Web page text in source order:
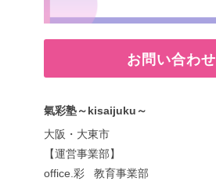
お問い合わせ
氣彩塾～kisaijuku～
大阪・大東市
【運営事業部】
office.彩 教育事業部